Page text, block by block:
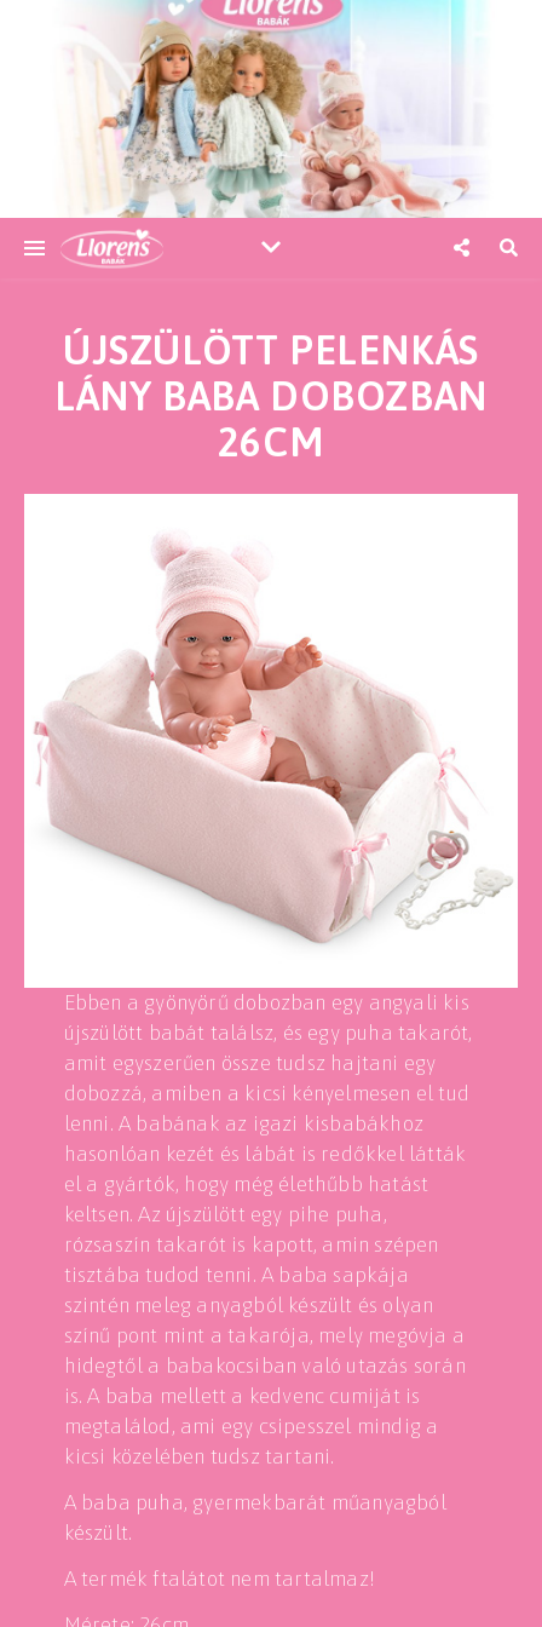
ÚJSZÜLÖTT PELENKÁS
LÁNY BABA DOBOZBAN
26CM
Ebben a gyönyörű dobozban egy angyali kis
újszülött babát találsz, és egy puha takarót,
amit egyszerűen össze tudsz hajtani egy
dobozzá, amiben a kicsi kényelmesen el tud
lenni. A babának az igazi kisbabákhoz
hasonlóan kezét és lábát is redőkkel látták
el a gyártók, hogy még élethűbb hatást
keltsen. Az újszülött egy pihe puha,
rózsaszín takarót is kapott, amin szépen
tisztába tudod tenni. A baba sapkája
szintén meleg anyagból készült és olyan
színű pont mint a takarója, mely megóvja a
hidegtől a babakocsiban való utazás során
is. A baba mellett a kedvenc cumiját is
megtalálod, ami egy csipesszel mindig a
kicsi közelében tudsz tartani.
A baba puha, gyermekbarát műanyagból
készült.
A termék ftalátot nem tartalmaz!